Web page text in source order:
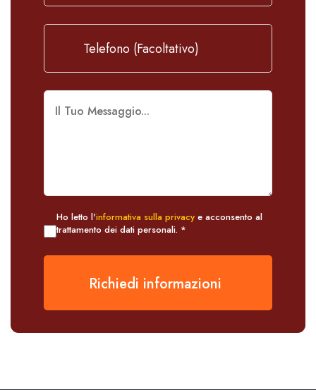
Ho letto l'informativa sulla privacy e acconsento al
trattamento dei dati personali. *
Richiedi informazioni